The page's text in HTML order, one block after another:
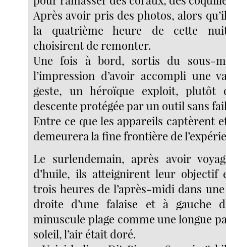
Après avoir pris des photos, alors
la quatrième heure de cette
choisirent de remonter.
Une fois à bord, sortis du sous-
l’impression d’avoir accompli une
geste, un héroïque exploit, plutôt
descente protégée par un outil sans
Entre ce que les appareils captèrent
demeurera la fine frontière de
Le surlendemain, après avoir
d’huile, ils atteignirent leur objectif
trois heures de l’après-midi dans
droite d’une falaise et à gauche
minuscule plage comme une longue
soleil, l’air était doré.